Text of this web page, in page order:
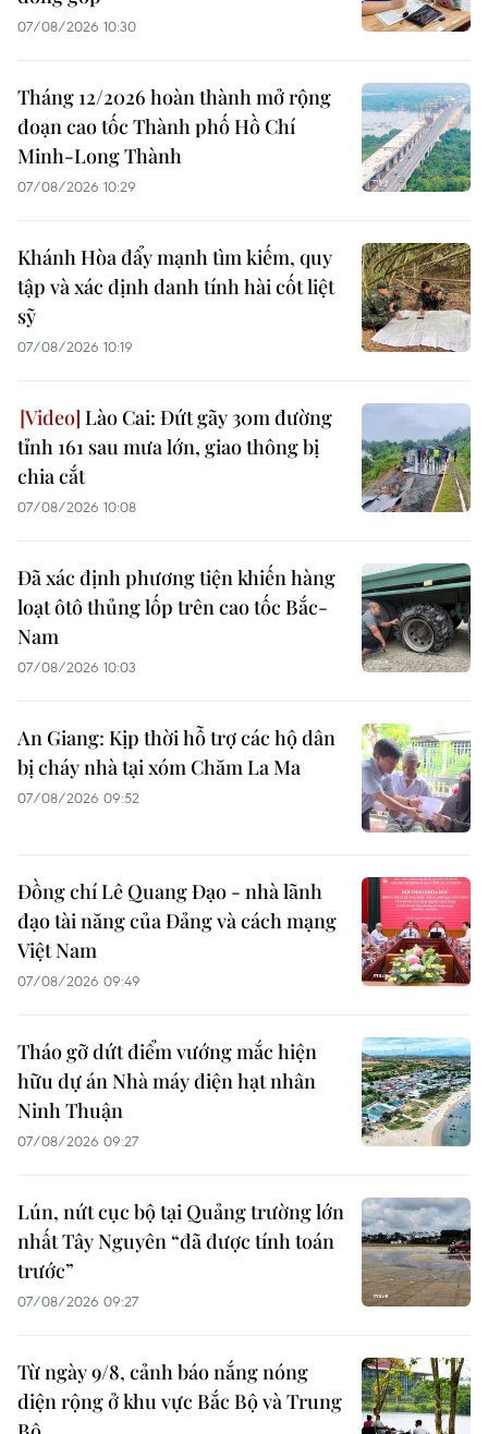
07/08/2026 10:30
Tháng 12/2026 hoàn thành mở rộng
đoạn cao tốc Thành phố Hồ Chí
Minh-Long Thành
07/08/2026 10:29
Khánh Hòa đẩy mạnh tìm kiếm, quy
tập và xác định danh tính hài cốt liệt
sỹ
07/08/2026 10:19
Lào Cai: Đứt gãy 30m đường
tỉnh 161 sau mưa lớn, giao thông bị
chia cắt
07/08/2026 10:08
Đã xác định phương tiện khiến hàng
loạt ôtô thủng lốp trên cao tốc Bắc-
Nam
07/08/2026 10:03
An Giang: Kịp thời hỗ trợ các hộ dân
bị cháy nhà tại xóm Chăm La Ma
07/08/2026 09:52
Đồng chí Lê Quang Đạo - nhà lãnh
đạo tài năng của Đảng và cách mạng
Việt Nam
07/08/2026 09:49
Tháo gỡ dứt điểm vướng mắc hiện
hữu dự án Nhà máy điện hạt nhân
Ninh Thuận
07/08/2026 09:27
Lún, nứt cục bộ tại Quảng trường lớn
nhất Tây Nguyên “đã được tính toán
trước”
07/08/2026 09:27
Từ ngày 9/8, cảnh báo nắng nóng
diện rộng ở khu vực Bắc Bộ và Trung